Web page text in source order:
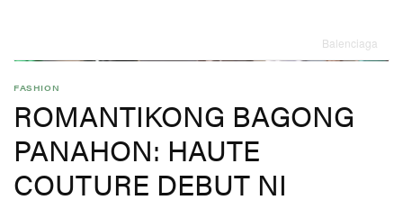
Balenciaga
FASHION
ROMANTIKONG BAGONG
PANAHON: HAUTE
COUTURE DEBUT NI